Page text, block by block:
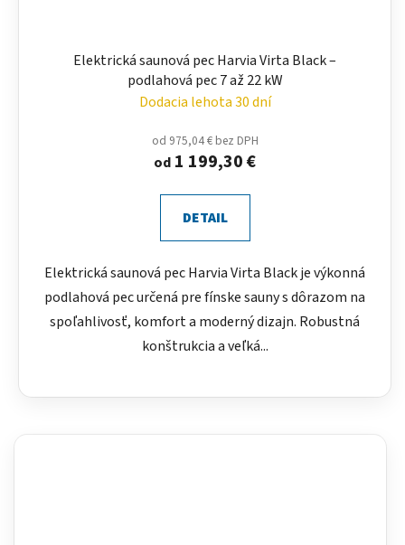
Elektrická saunová pec Harvia Virta Black –
podlahová pec 7 až 22 kW
Dodacia lehota 30 dní
od 975,04 € bez DPH
od 1 199,30 €
DETAIL
Elektrická saunová pec Harvia Virta Black je výkonná
podlahová pec určená pre fínske sauny s dôrazom na
spoľahlivosť, komfort a moderný dizajn. Robustná
konštrukcia a veľká...